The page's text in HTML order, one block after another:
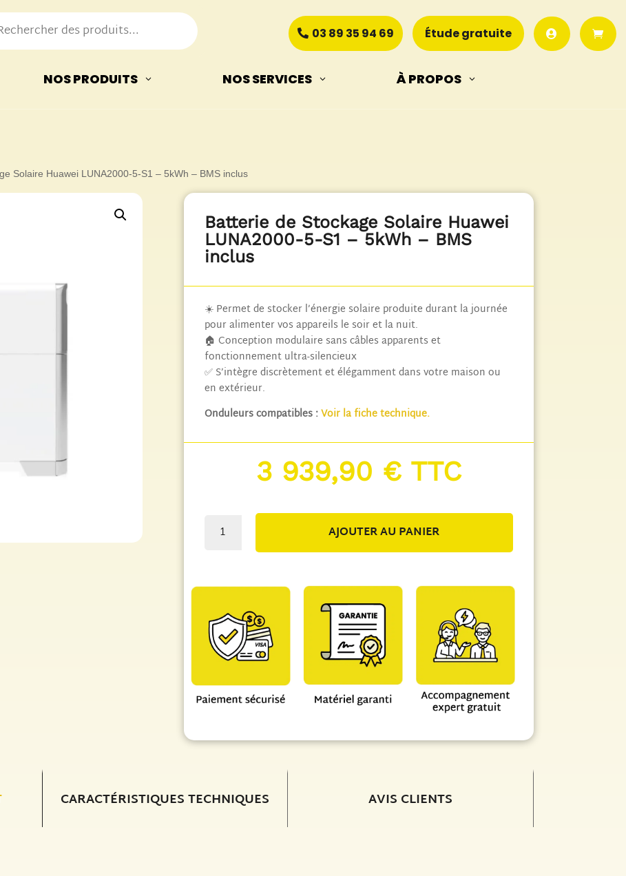
03 89 35 94 69 Étude gratuite
NOS PRODUITS NOS SERVICES À PROPOS
Solaire Huawei LUNA2000-5-S1 – 5kWh – BMS inclus
Batterie de Stockage Solaire Huawei
LUNA2000-5-S1 – 5kWh – BMS
inclus
☀️ Permet de stocker l’énergie solaire produite durant la journée
pour alimenter vos appareils le soir et la nuit.
🏠 Conception modulaire sans câbles apparents et
fonctionnement ultra-silencieux
✅ S’intègre discrètement et élégamment dans votre maison ou
en extérieur.
Onduleurs compatibles :Voir la fiche technique.
3 939,90 € TTC
Stockage
Huawei
LUNA2000-
5-
5kWh
inclus
AJOUTER AU PANIER
CARACTÉRISTIQUES TECHNIQUES AVIS CLIENTS